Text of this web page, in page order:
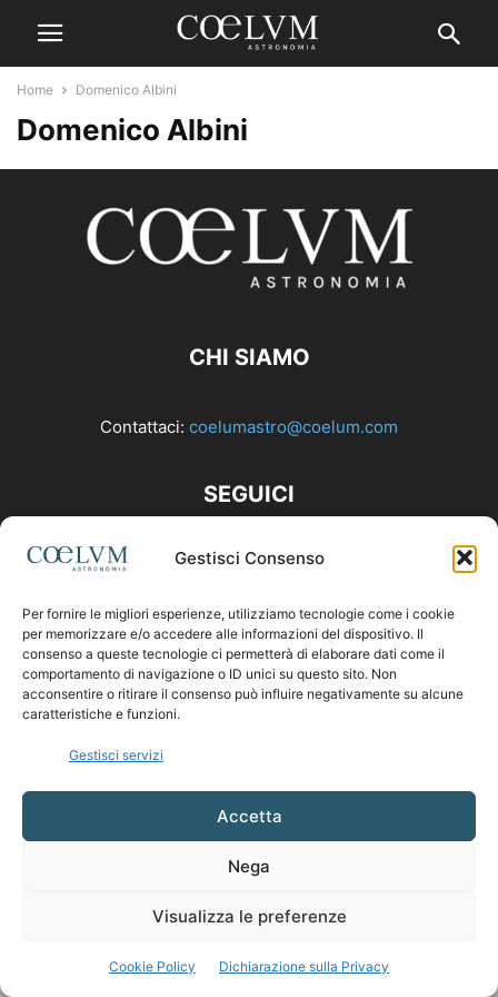
Gestisci Consenso
Per fornire le migliori esperienze, utilizziamo tecnologie come i cookie
per memorizzare e/o accedere alle informazioni del dispositivo. Il
consenso a queste tecnologie ci permetterà di elaborare dati come il
comportamento di navigazione o ID unici su questo sito. Non
acconsentire o ritirare il consenso può influire negativamente su alcune
caratteristiche e funzioni.
Gestisci servizi
Accetta
Nega
Visualizza le preferenze
Cookie Policy Dichiarazione sulla Privacy
Home Domenico Albini
Domenico Albini
CHI SIAMO
Contattaci: coelumastro@coelum.com
SEGUICI